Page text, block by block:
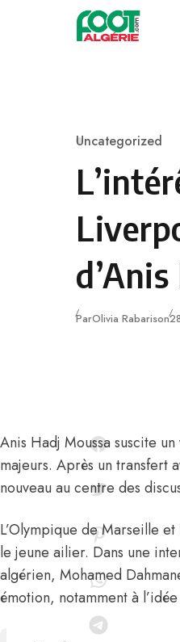
Skip to content
Category
Uncategorized
ParOlivia Rabarison
Anis Hadj Moussa suscite
majeurs. Après un transfert
nouveau au centre des
L’Olympique de Marseille
le jeune ailier. Dans une
algérien, Mohamed
émotion, notamment à